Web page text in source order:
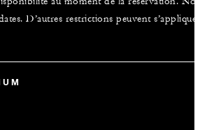
D’autres restrictions peuvent